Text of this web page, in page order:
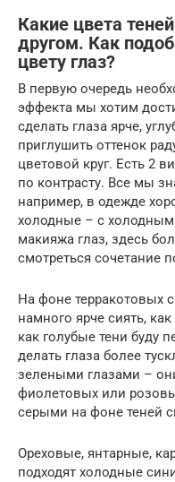
Какие цвета
другом. Как
цвету глаз?
В первую очередь
эффекта мы хотим
сделать глаза ярче,
приглушить оттенок
цветовой круг. Есть 2
по контрасту. Все мы
например, в одежде
холодные – с
макияжа глаз, здесь
смотреться сочетание
На фоне терракотовых
намного ярче сиять,
как голубые тени буду
делать глаза более
зелеными глазами –
фиолетовых или
серыми на фоне теней
Ореховые, янтарные,
подходят холодные